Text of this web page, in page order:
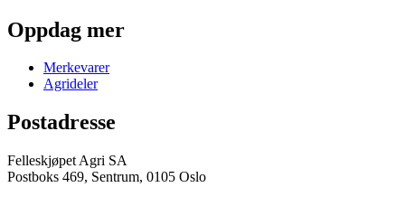
Oppdag mer
Merkevarer
Agrideler
Postadresse
Felleskjøpet Agri SA
Postboks 469, Sentrum, 0105 Oslo